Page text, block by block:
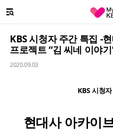
메뉴 열기
KBS 시청자 주간 특집 -
프로젝트 “김 씨네 이야
2020.09.03
KBS 시청
현대사 아카이